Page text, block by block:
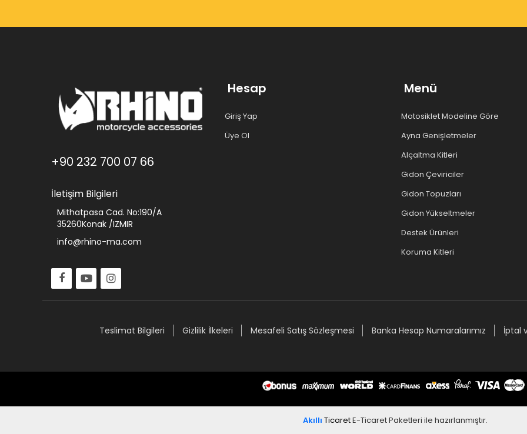
+90 232 700 07 66
İletişim Bilgileri
Mithatpasa Cad. No:190/A
35260Konak /IZMIR
info@rhino-ma.com
Hesap
Giriş Yap
Üye Ol
Menü
Motosiklet Modeline Göre
Ayna Genişletmeler
Alçaltma Kitleri
Gidon Çeviriciler
Gidon Topuzları
Gidon Yükseltmeler
Destek Ürünleri
Koruma Kitleri
Teslimat Bilgileri Gizlilik İlkeleri Mesafeli Satış Sözleşmesi Banka Hesap Numaralarımız İptal
Akıllı TicaretE-Ticaret Paketleri ile hazırlanmıştır.